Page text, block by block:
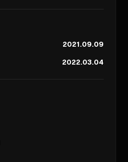
2021.09.09
2022.03.04